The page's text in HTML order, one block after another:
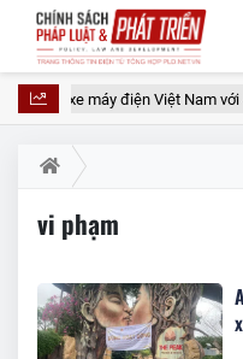
làng xe máy điện Việt Nam với 4
vi phạm